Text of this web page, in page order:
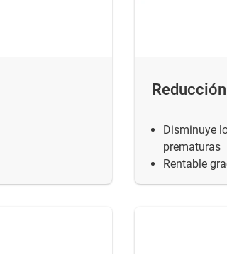
Disminuye
prematuras
Rentable